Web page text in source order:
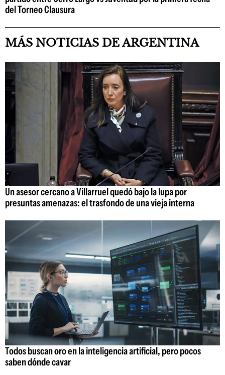
del Torneo Clausura
MÁS NOTICIAS DE ARGENTINA
Un asesor cercano a Villarruel quedó bajo la lupa por
presuntas amenazas: el trasfondo de una vieja interna
Todos buscan oro en la inteligencia artificial, pero pocos
saben dónde cavar